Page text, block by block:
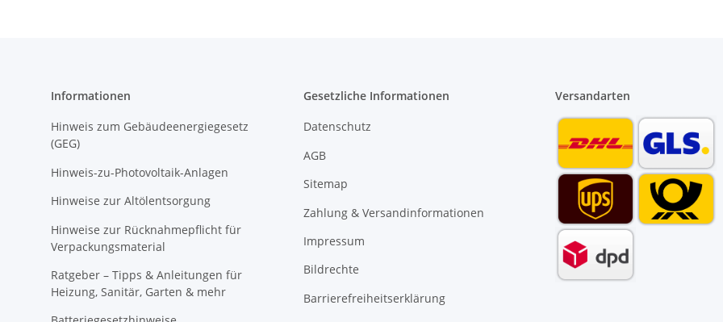
Informationen
Hinweis zum Gebäudeenergiegesetz
(GEG)
Hinweis-zu-Photovoltaik-Anlagen
Hinweise zur Altölentsorgung
Hinweise zur Rücknahmepflicht für
Verpackungsmaterial
Ratgeber – Tipps & Anleitungen für
Heizung, Sanitär, Garten & mehr
Gesetzliche Informationen
Datenschutz
AGB
Sitemap
Zahlung & Versandinformationen
Impressum
Bildrechte
Barrierefreiheitserklärung
Versandarten